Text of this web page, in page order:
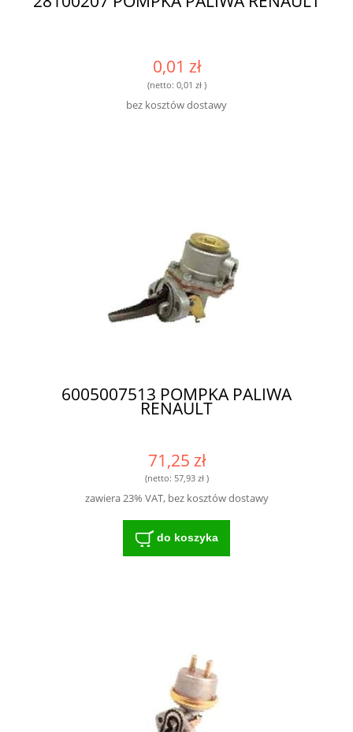
0,01 zł
(netto: 0,01 zł)
bez kosztów dostawy
6005007513 POMPKA PALIWA
RENAULT
71,25 zł
(netto: 57,93 zł)
zawiera 23% VAT, bez kosztów dostawy
do koszyka